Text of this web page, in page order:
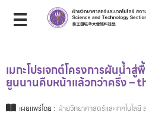
เมกะโปรเจกต์โครงการผันน้
ยูนนานคืบหน้าแล้วกว่าครึ่ง –
เผยแพร่โดย : ฝ่ายวิทยาศาสตร์และเทคโนโล